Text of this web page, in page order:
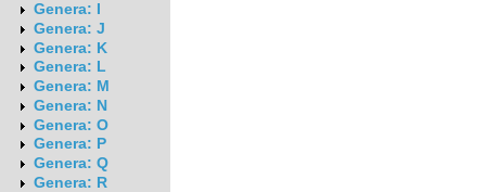
Genera: I
Genera: J
Genera: K
Genera: L
Genera: M
Genera: N
Genera: O
Genera: P
Genera: Q
Genera: R